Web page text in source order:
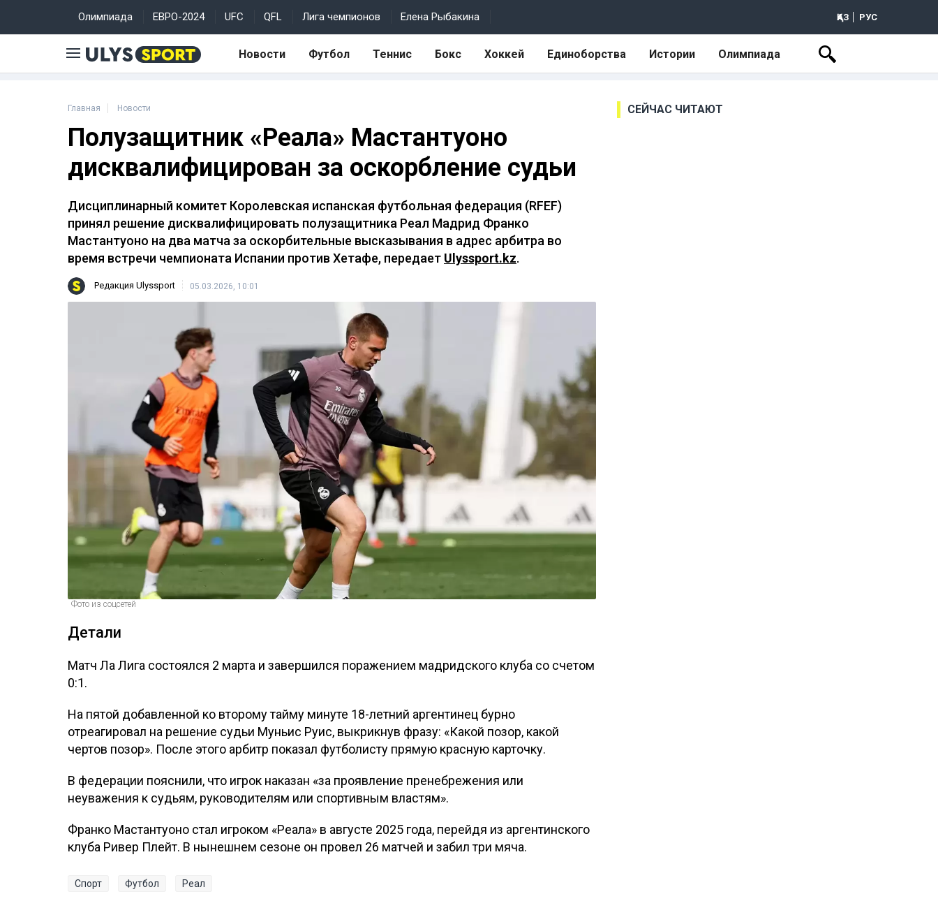
Олимпиада ЕВРО-2024 UFC QFL Лига чемпионов Елена Рыбакина ҚАЗ РУС
Новости Футбол Теннис Бокс Хоккей Единоборства Истории Олимпиада
Главная Новости
Полузащитник «Реала» Мастантуоно
дисквалифицирован за оскорбление судьи
Дисциплинарный комитет Королевская испанская футбольная федерация (RFEF)
принял решение дисквалифицировать полузащитника Реал Мадрид Франко
Мастантуоно на два матча за оскорбительные высказывания в адрес арбитра во
время встречи чемпионата Испании против Хетафе, передает Ulyssport.kz.
Редакция Ulyssport 05.03.2026, 10:01
Фото из соцсетей
Детали
Матч Ла Лига состоялся 2 марта и завершился поражением мадридского клуба со счетом
0:1.
На пятой добавленной ко второму тайму минуте 18-летний аргентинец бурно
отреагировал на решение судьи Муньис Руис, выкрикнув фразу: «Какой позор, какой
чертов позор». После этого арбитр показал футболисту прямую красную карточку.
В федерации пояснили, что игрок наказан «за проявление пренебрежения или
неуважения к судьям, руководителям или спортивным властям».
Франко Мастантуоно стал игроком «Реала» в августе 2025 года, перейдя из аргентинского
клуба Ривер Плейт. В нынешнем сезоне он провел 26 матчей и забил три мяча.
Спорт Футбол Реал
СЕЙЧАС ЧИТАЮТ